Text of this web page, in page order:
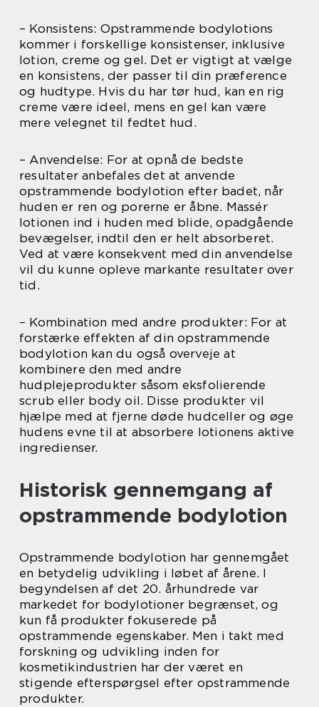
– Konsistens: Opstrammende bodylotions
kommer i forskellige konsistenser, inklusive
lotion, creme og gel. Det er vigtigt at vælge
en konsistens, der passer til din præference
og hudtype. Hvis du har tør hud, kan en rig
creme være ideel, mens en gel kan være
mere velegnet til fedtet hud.
– Anvendelse: For at opnå de bedste
resultater anbefales det at anvende
opstrammende bodylotion efter badet, når
huden er ren og porerne er åbne. Massér
lotionen ind i huden med blide, opadgående
bevægelser, indtil den er helt absorberet.
Ved at være konsekvent med din anvendelse
vil du kunne opleve markante resultater over
tid.
– Kombination med andre produkter: For at
forstærke effekten af din opstrammende
bodylotion kan du også overveje at
kombinere den med andre
hudplejeprodukter såsom eksfolierende
scrub eller body oil. Disse produkter vil
hjælpe med at fjerne døde hudceller og øge
hudens evne til at absorbere lotionens aktive
ingredienser.
Historisk gennemgang af
opstrammende bodylotion
Opstrammende bodylotion har gennemgået
en betydelig udvikling i løbet af årene. I
begyndelsen af det 20. århundrede var
markedet for bodylotioner begrænset, og
kun få produkter fokuserede på
opstrammende egenskaber. Men i takt med
forskning og udvikling inden for
kosmetikindustrien har der været en
stigende efterspørgsel efter opstrammende
produkter.